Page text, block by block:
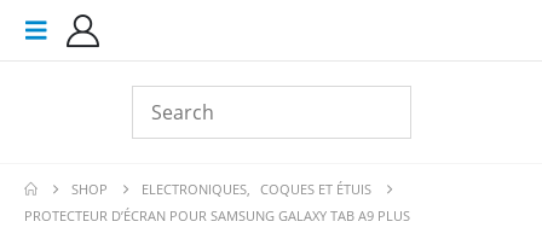
SHOP ELECTRONIQUES,
COQUES ET ÉTUIS
PROTECTEUR D’ÉCRAN POUR SAMSUNG GALAXY TAB A9 PLUS